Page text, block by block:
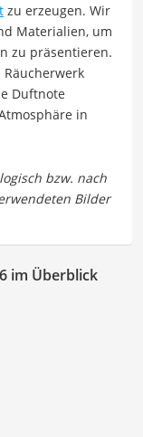
zu erzeugen. Wir
Materialien, um
zu präsentieren.
Räucherwerk
Duftnote
in
im Überblick